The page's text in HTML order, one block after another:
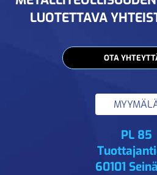
LUOTETTAVA
OTA
PL 85
60101